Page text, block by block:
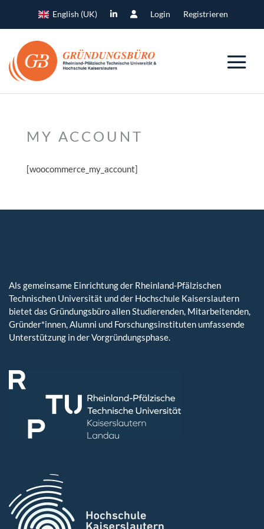
English (UK) Login Registrieren
MY ACCOUNT
[woocommerce_my_account]
Als gemeinsame Einrichtung der Rheinland-Pfälzischen
Technischen Universität und der Hochschule Kaiserslautern
bietet das Gründungsbüro allen Studierenden, Mitarbeitenden,
Gründer*innen, Alumni und Forschungsinstituten umfassende
Unterstützung in der Vorgründungsphase.